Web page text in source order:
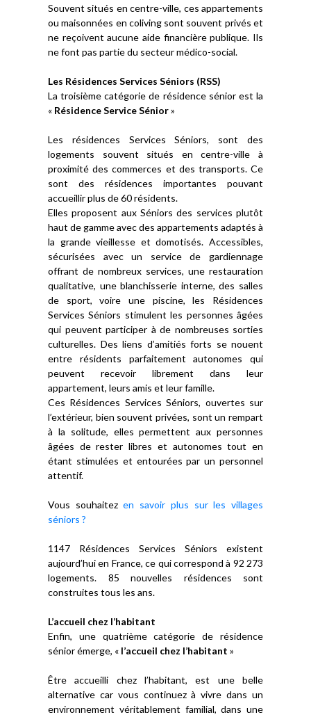
Souvent situés en centre-ville, ces appartements
ou maisonnées en coliving sont souvent privés et
ne reçoivent aucune aide financière publique. Ils
ne font pas partie du secteur médico-social.
Les Résidences Services Séniors (RSS)
La troisième catégorie de résidence sénior est la
« Résidence Service Sénior»
Les résidences Services Séniors, sont des
logements souvent situés en centre-ville à
proximité des commerces et des transports. Ce
sont des résidences importantes pouvant
accueillir plus de 60 résidents.
Elles proposent aux Séniors des services plutôt
haut de gamme avec des appartements adaptés à
la grande vieillesse et domotisés. Accessibles,
sécurisées avec un service de gardiennage
offrant de nombreux services, une restauration
qualitative, une blanchisserie interne, des salles
de sport, voire une piscine, les Résidences
Services Séniors stimulent les personnes âgées
qui peuvent participer à de nombreuses sorties
culturelles. Des liens d’amitiés forts se nouent
entre résidents parfaitement autonomes qui
peuvent recevoir librement dans leur
appartement, leurs amis et leur famille.
Ces Résidences Services Séniors, ouvertes sur
l’extérieur, bien souvent privées, sont un rempart
à la solitude, elles permettent aux personnes
âgées de rester libres et autonomes tout en
étant stimulées et entourées par un personnel
attentif.
Vous souhaitezen savoir plus sur les villages
séniors ?
1147 Résidences Services Séniors existent
aujourd’hui en France, ce qui correspond à 92 273
logements. 85 nouvelles résidences sont
construites tous les ans.
L’accueil chez l’habitant
Enfin, une quatrième catégorie de résidence
sénior émerge, « l’accueil chez l’habitant »
Être accueilli chez l’habitant, est une belle
alternative car vous continuez à vivre dans un
environnement véritablement familial, dans une